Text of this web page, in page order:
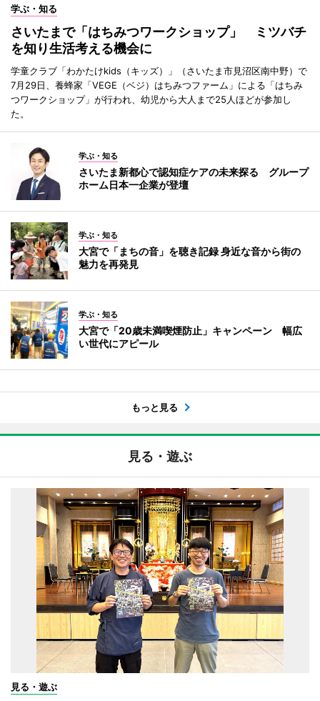
学ぶ・知る
さいたまで「はちみつワークショップ」 ミツバチ
を知り生活考える機会に
学童クラブ「わかたけkids（キッズ）」（さいたま市見沼区南中野）で
7月29日、養蜂家「VEGE（ベジ）はちみつファーム」による「はちみ
つワークショップ」が行われ、幼児から大人まで25人ほどが参加し
た。
学ぶ・知る
さいたま新都心で認知症ケアの未来探る グループ
ホーム日本一企業が登壇
学ぶ・知る
大宮で「まちの音」を聴き記録 身近な音から街の
魅力を再発見
学ぶ・知る
大宮で「20歳未満喫煙防止」キャンペーン 幅広
い世代にアピール
もっと見る
見る・遊ぶ
見る・遊ぶ